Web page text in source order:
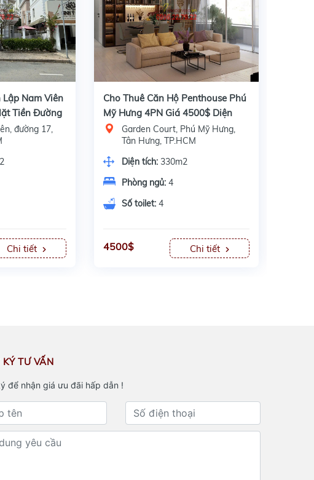
Nam Viên
Tiền Đường
đường 17,
Chi tiết
Cho Thuê Căn Hộ Penthouse Phú
Mỹ Hưng 4PN Giá 4500$ Diện
Tích 330m2
Garden Court, Phú Mỹ Hưng,
Tân Hưng, TP.HCM
Diện tích: 330m2
Phòng ngủ: 4
Số toilet: 4
4500$ Chi tiết
TƯ VẤN
để nhận giá ưu đãi hấp dẫn !